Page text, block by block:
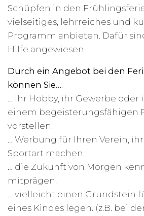
Schüpfen in den
vielseitiges, lehrreiches und
Programm anbieten. Dafür
Hilfe angewiesen.
Durch ein Angebot bei den
können Sie….
… ihr Hobby, ihr Gewerbe oder
einem begeisterungsfähigen
vorstellen.
… Werbung für Ihren Verein,
Sportart machen.
… die Zukunft von Morgen
mitprägen.
… vielleicht einen Grundstein
eines Kindes legen. (z.B. bei